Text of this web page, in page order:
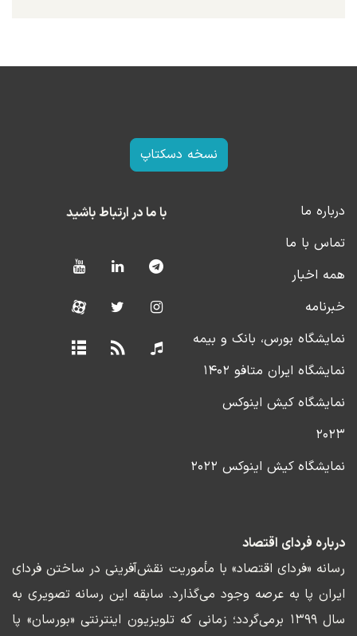
نسخه دسکتاپ
درباره ما
تماس با ما
همه اخبار
خبرنامه
نمایشگاه بورس، بانک و بیمه
نمایشگاه ایران متافو ۱۴۰۲
نمایشگاه کیش اینوکس
۲۰۲۳
نمایشگاه کیش اینوکس ۲۰۲۲
با ما در ارتباط باشید
درباره فردای اقتصاد
رسانه «فردای اقتصاد» با مأموریت نقش‌آفرینی در ساختن فردای
ایران پا به عرصه وجود می‌گذارد. سابقه این رسانه تصویری به
سال ۱۳۹۹ برمی‌گردد؛ زمانی که تلویزیون اینترنتی «بورسان» پا